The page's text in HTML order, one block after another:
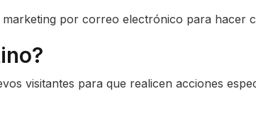
por correo electrónico para hacer
visitantes para que realicen acciones